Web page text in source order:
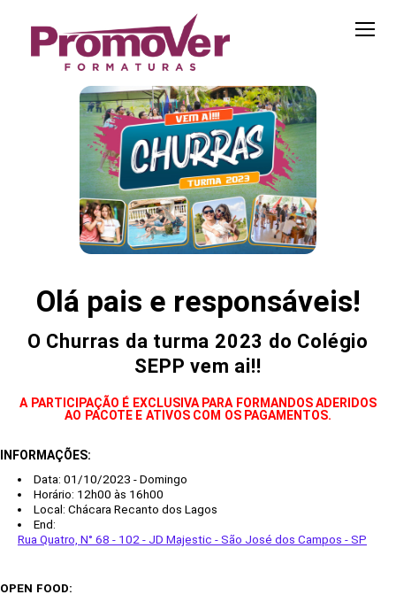
Olá pais e responsáveis!
O Churras da turma 2023 do Colégio
SEPP vem ai!!
A PARTICIPAÇÃO É EXCLUSIVA PARA FORMANDOS ADERIDOS
AO PACOTE E ATIVOS COM OS PAGAMENTOS.
INFORMAÇÕES:
Data: 01/10/2023 - Domingo
Horário: 12h00 às 16h00
Local: Chácara Recanto dos Lagos
End:
Rua Quatro, N° 68 - 102 - JD Majestic - São José dos Campos - SP
OPEN FOOD: